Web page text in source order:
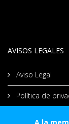
AVISOS LEGALES
Aviso Legal
Política de
A la